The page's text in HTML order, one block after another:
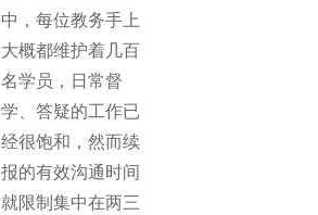
中，每位教务手上
大概都维护着几百
名学员，日常督
学、答疑的工作已
经很饱和，然而续
报的有效沟通时间
就限制集中在两三